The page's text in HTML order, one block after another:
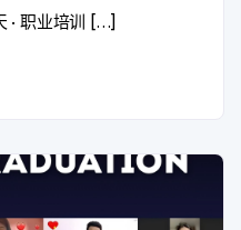
· 职业培训 […]